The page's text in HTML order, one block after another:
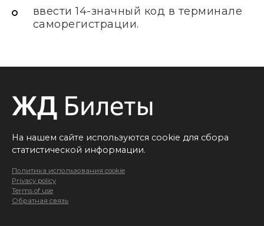
ввести 14-значный код в терминале
саморегистрации.
На нашем сайте используются cookie для сбора
статистической информации.
Политика использования cookie
Privacy policy
Terms of use
Обратная связь